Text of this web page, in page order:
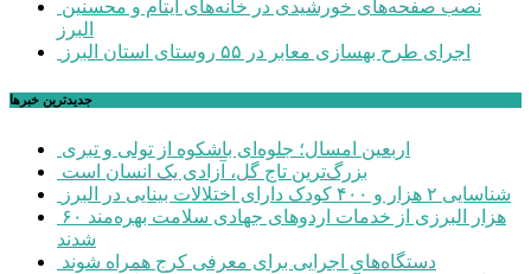
البرز
اجرای طرح بهسازی معابر در ۵۵ روستای استان البرز
جديدترين خبرها
اربعین امسال؛ جلوه‌ای باشکوه از تولی و تبری
بزرگ‌ترین تاج گل، آزادی یک انسان است
شناسایی ۲ هزار و ۴۰۰ کودک دارای اختلالات بینایی در البرز
۶۰ هزار البرزی از خدمات اردوهای جهادی سلامت بهره‌مند
شدند
دستگاه‌های اجرایی برای معرفی کرج همراه شوند